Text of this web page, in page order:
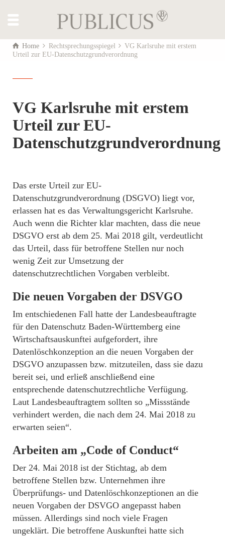
Home Rechtsprechungsspiegel
VG Karlsruhe mit erstem
Urteil zur EU-Datenschutzgrundverordnung
VG Karlsruhe mit erstem
Urteil zur EU-
Datenschutzgrundverordnung
Das erste Urteil zur EU-
Datenschutzgrundverordnung (DSGVO) liegt vor,
erlassen hat es das Verwaltungsgericht Karlsruhe.
Auch wenn die Richter klar machten, dass die neue
DSGVO erst ab dem 25. Mai 2018 gilt, verdeutlicht
das Urteil, dass für betroffene Stellen nur noch
wenig Zeit zur Umsetzung der
datenschutzrechtlichen Vorgaben verbleibt.
Die neuen Vorgaben der DSVGO
Im entschiedenen Fall hatte der Landesbeauftragte
für den Datenschutz Baden-Württemberg eine
Wirtschaftsauskunftei aufgefordert, ihre
Datenlöschkonzeption an die neuen Vorgaben der
DSGVO anzupassen bzw. mitzuteilen, dass sie dazu
bereit sei, und erließ anschließend eine
entsprechende datenschutzrechtliche Verfügung.
Laut Landesbeauftragtem sollten so „Missstände
verhindert werden, die nach dem 24. Mai 2018 zu
erwarten seien“.
Arbeiten am „Code of Conduct“
Der 24. Mai 2018 ist der Stichtag, ab dem
betroffene Stellen bzw. Unternehmen ihre
Überprüfungs- und Datenlöschkonzeptionen an die
neuen Vorgaben der DSVGO angepasst haben
müssen. Allerdings sind noch viele Fragen
ungeklärt. Die betroffene Auskunftei hatte sich